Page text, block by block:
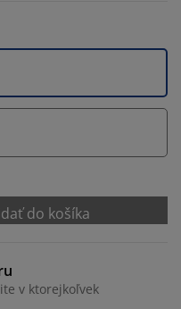
do košíka
v ktorejkoľvek